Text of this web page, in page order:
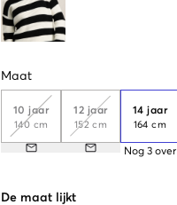
Maat
10 jaar
140 cm
12 jaar
152 cm
14 jaar
164 cm
Nog 3 over
De maat lijkt